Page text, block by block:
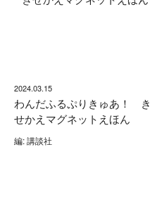
2024.03.15
わんだふるぷりきゅあ！ き
せかえマグネットえほん
編: 講談社